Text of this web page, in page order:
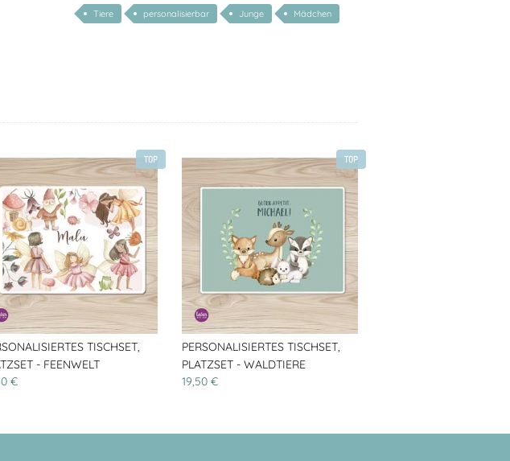
Tiere personalisierbar Junge Mädchen
TOP
TISCHSET,
- FEENWELT
€
TOP
PERSONALISIERTES TISCHSET,
PLATZSET - WALDTIERE
19,50 €